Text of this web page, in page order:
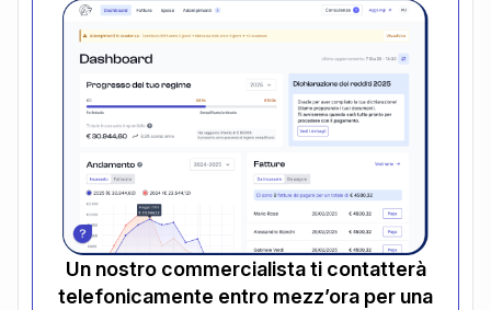
Un nostro commercialista ti contatterà
telefonicamente entro mezz’ora per una